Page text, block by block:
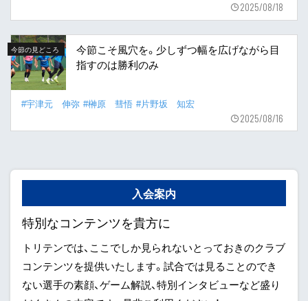
2025/08/18
今節の見どころ
今節こそ風穴を。少しずつ幅を広げながら目
指すのは勝利のみ
#宇津元 伸弥 #榊原 彗悟 #片野坂 知宏
2025/08/16
入会案内
特別なコンテンツを貴方に
トリテンでは、ここでしか見られないとっておきのクラブ
コンテンツを提供いたします。試合では見ることのでき
ない選手の素顔、ゲーム解説、特別インタビューなど盛り